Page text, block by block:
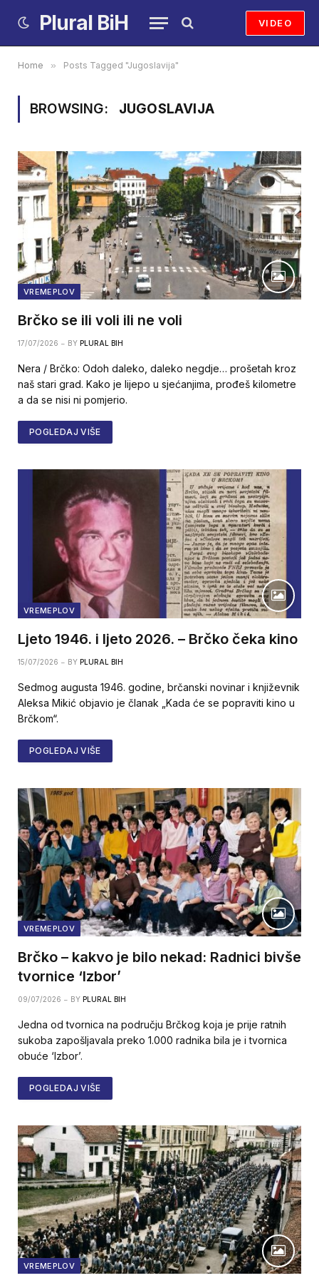
Plural BiH VIDEO
Home » Posts Tagged "Jugoslavija"
BROWSING: JUGOSLAVIJA
VREMEPLOV
Brčko se ili voli ili ne voli
17/07/2026 BY PLURAL BIH
Nera / Brčko: Odoh daleko, daleko negdje… prošetah kroz
naš stari grad. Kako je lijepo u sjećanjima, prođeš kilometre
a da se nisi ni pomjerio.
POGLEDAJ VIŠE
VREMEPLOV
Ljeto 1946. i ljeto 2026. – Brčko čeka kino
15/07/2026 BY PLURAL BIH
Sedmog augusta 1946. godine, brčanski novinar i književnik
Aleksa Mikić objavio je članak „Kada će se popraviti kino u
Brčkom“.
POGLEDAJ VIŠE
VREMEPLOV
Brčko – kakvo je bilo nekad: Radnici bivše
tvornice ‘Izbor’
09/07/2026 BY PLURAL BIH
Jedna od tvornica na području Brčkog koja je prije ratnih
sukoba zapošljavala preko 1.000 radnika bila je i tvornica
obuće ‘Izbor’.
POGLEDAJ VIŠE
VREMEPLOV